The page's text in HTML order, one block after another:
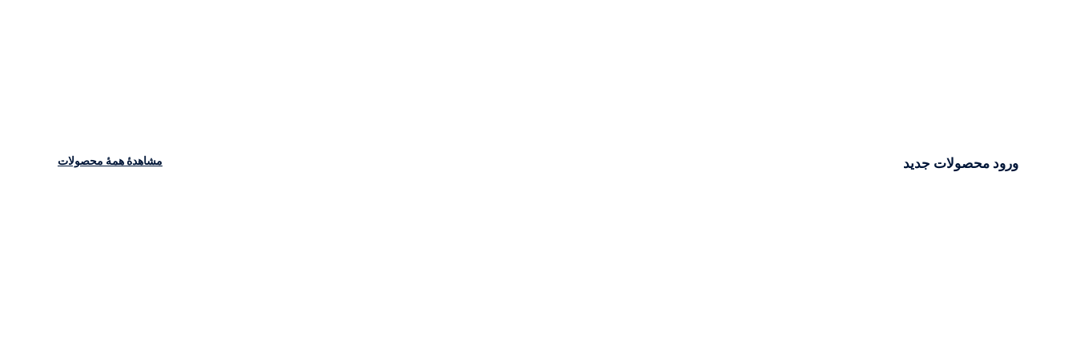
ورود محصولات جدید مشاهدهٔ همهٔ محصولات